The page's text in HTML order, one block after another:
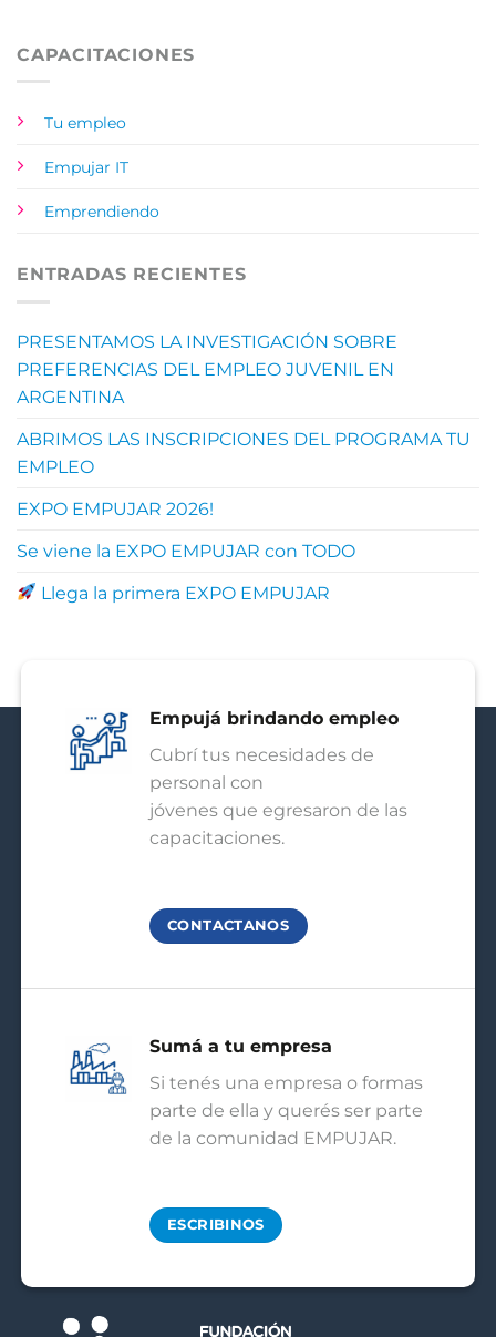
CAPACITACIONES
Tu empleo
Empujar IT
Emprendiendo
ENTRADAS RECIENTES
PRESENTAMOS LA INVESTIGACIÓN SOBRE
PREFERENCIAS DEL EMPLEO JUVENIL EN
ARGENTINA
ABRIMOS LAS INSCRIPCIONES DEL PROGRAMA TU
EMPLEO
EXPO EMPUJAR 2026!
Se viene la EXPO EMPUJAR con TODO
Llega la primera EXPO EMPUJAR
Empujá brindando empleo
Cubrí tus necesidades de
personal con
jóvenes que egresaron de las
capacitaciones.
CONTACTANOS
Sumá a tu empresa
Si tenés una empresa o formas
parte de ella y querés ser parte
de la comunidad EMPUJAR.
ESCRIBINOS